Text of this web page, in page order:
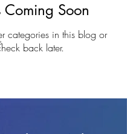
Coming Soon
categories in this blog or
back later.